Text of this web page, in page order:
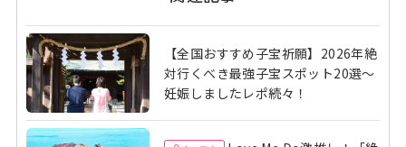
【全国おすすめ子宝祈願】2026年絶
対行くべき最強子宝スポット20選〜
妊娠しましたレポ続々！